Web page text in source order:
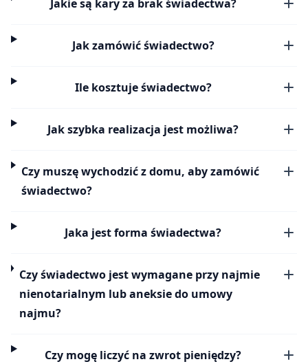
Jakie są kary za brak świadectwa?
Jak zamówić świadectwo?
Ile kosztuje świadectwo?
Jak szybka realizacja jest możliwa?
Czy muszę wychodzić z domu, aby zamówić
świadectwo?
Jaka jest forma świadectwa?
Czy świadectwo jest wymagane przy najmie
nienotarialnym lub aneksie do umowy
najmu?
Czy mogę liczyć na zwrot pieniędzy?